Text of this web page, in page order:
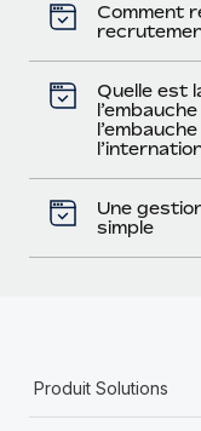
Comment
Quelle est
Une
simple
Produit Solutions